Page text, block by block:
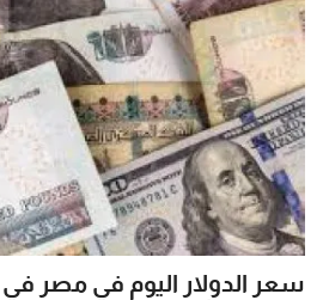
العميق
والتحقق
الفوري
من
المصادر
والأرقام
الحية.
سعر الدولار اليوم في مصر في